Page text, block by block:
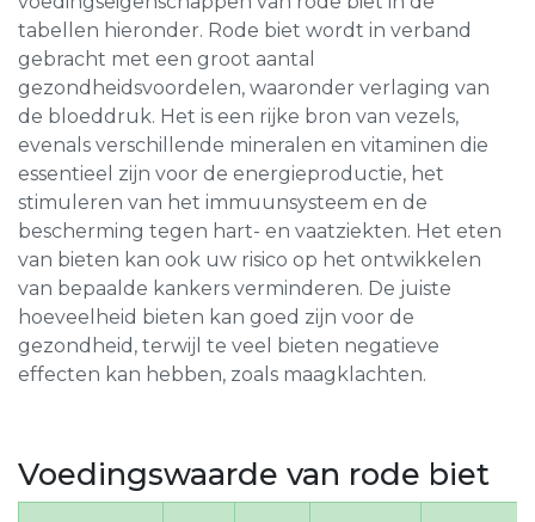
tabellen hieronder. Rode biet wordt in verband
gebracht met een groot aantal
gezondheidsvoordelen, waaronder verlaging van
de bloeddruk. Het is een rijke bron van vezels,
evenals verschillende mineralen en vitaminen die
essentieel zijn voor de energieproductie, het
stimuleren van het immuunsysteem en de
bescherming tegen hart- en vaatziekten. Het eten
van bieten kan ook uw risico op het ontwikkelen
van bepaalde kankers verminderen. De juiste
hoeveelheid bieten kan goed zijn voor de
gezondheid, terwijl te veel bieten negatieve
effecten kan hebben, zoals maagklachten.
Voedingswaarde van rode biet